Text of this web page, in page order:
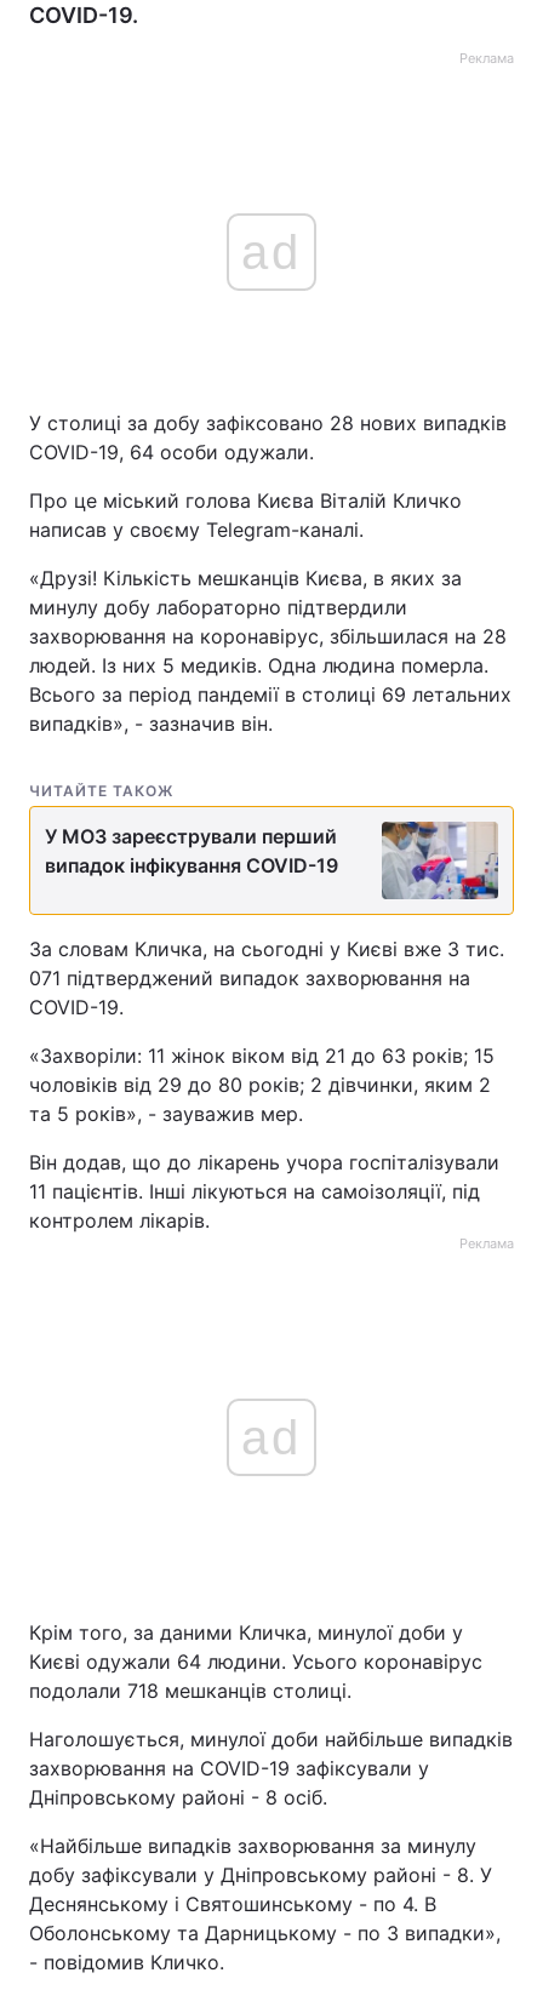
COVID-19.
Реклама
ad
У столиці за добу зафіксовано 28 нових випадків
COVID-19, 64 особи одужали.
Про це міський голова Києва Віталій Кличко
написав у своєму Telegram-каналі.
«Друзі! Кількість мешканців Києва, в яких за
минулу добу лабораторно підтвердили
захворювання на коронавірус, збільшилася на 28
людей. Із них 5 медиків. Одна людина померла.
Всього за період пандемії в столиці 69 летальних
випадків», - зазначив він.
ЧИТАЙТЕ ТАКОЖ
У МОЗ зареєстрували перший
випадок інфікування COVID-19
За словам Кличка, на сьогодні у Києві вже 3 тис.
071 підтверджений випадок захворювання на
COVID-19.
«Захворіли: 11 жінок віком від 21 до 63 років; 15
чоловікiв від 29 до 80 років; 2 дівчинки, яким 2
та 5 років», - зауважив мер.
Він додав, що до лікарень учора госпіталізували
11 пацієнтів. Інші лікуються на самоізоляції, під
контролем лікарів.
Реклама
ad
Крім того, за даними Кличка, минулої доби у
Києві одужали 64 людини. Усього коронавірус
подолали 718 мешканців столиці.
Наголошується, минулої доби найбільше випадків
захворювання на COVID-19 зафіксували у
Дніпровському районі - 8 осіб.
«Найбільше випадків захворювання за минулу
добу зафіксували у Дніпровському районі - 8. У
Деснянському і Святошинському - по 4. В
Оболонському та Дарницькому - по 3 випадки»,
- повідомив Кличко.